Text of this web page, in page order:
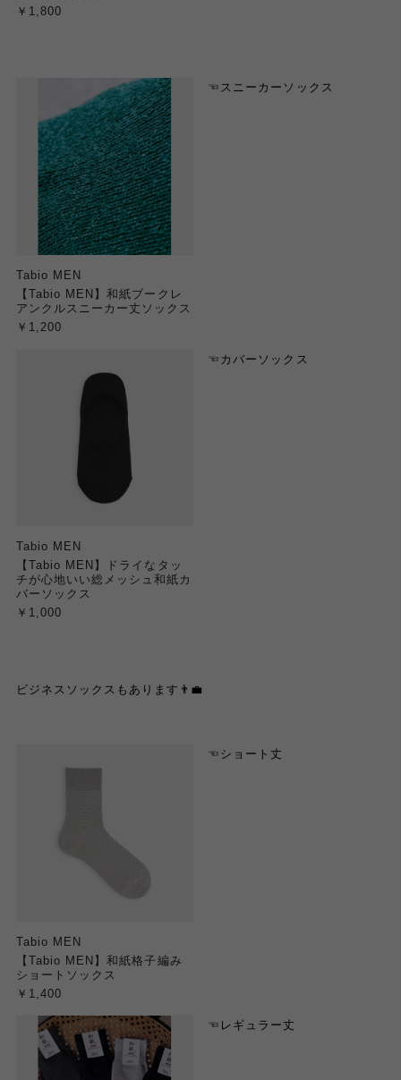
￥1,800
Tabio MEN
【Tabio MEN】和紙ブークレ
アンクルスニーカー丈ソックス
￥1,200
☜スニーカーソックス
Tabio MEN
【Tabio MEN】ドライなタッ
チが心地いい総メッシュ和紙カ
バーソックス
￥1,000
☜カバーソックス
ビジネスソックスも あります 👨‍💼
Tabio MEN
【Tabio MEN】和紙格子編み
ショートソックス
￥1,400
☜ショート丈
☜レギュラー丈